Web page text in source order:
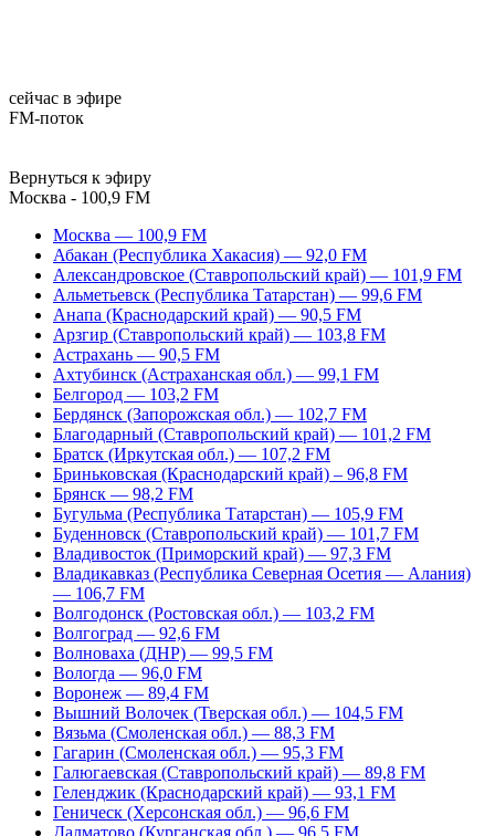
сейчас в эфире
FM-поток
Вернуться к эфиру
Москва - 100,9 FM
Москва — 100,9 FM
Абакан (Республика Хакасия) — 92,0 FM
Александровское (Ставропольский край) — 101,9 FM
Альметьевск (Республика Татарстан) — 99,6 FM
Анапа (Краснодарский край) — 90,5 FM
Арзгир (Ставропольский край) — 103,8 FM
Астрахань — 90,5 FM
Ахтубинск (Астраханская обл.) — 99,1 FM
Белгород — 103,2 FM
Бердянск (Запорожская обл.) — 102,7 FM
Благодарный (Ставропольский край) — 101,2 FM
Братск (Иркутская обл.) — 107,2 FM
Бриньковская (Краснодарский край) – 96,8 FM
Брянск — 98,2 FM
Бугульма (Республика Татарстан) — 105,9 FM
Буденновск (Ставропольский край) — 101,7 FM
Владивосток (Приморский край) — 97,3 FM
Владикавказ (Республика Северная Осетия — Алания)
— 106,7 FM
Волгодонск (Ростовская обл.) — 103,2 FM
Волгоград — 92,6 FM
Волноваха (ДНР) — 99,5 FM
Вологда — 96,0 FM
Воронеж — 89,4 FM
Вышний Волочек (Тверская обл.) — 104,5 FM
Вязьма (Смоленская обл.) — 88,3 FM
Гагарин (Смоленская обл.) — 95,3 FM
Галюгаевская (Ставропольский край) — 89,8 FM
Геленджик (Краснодарский край) — 93,1 FM
Геническ (Херсонская обл.) — 96,6 FM
Далматово (Курганская обл.) — 96,5 FM